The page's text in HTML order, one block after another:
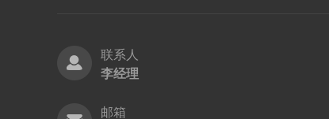
联系人
李经理
邮箱